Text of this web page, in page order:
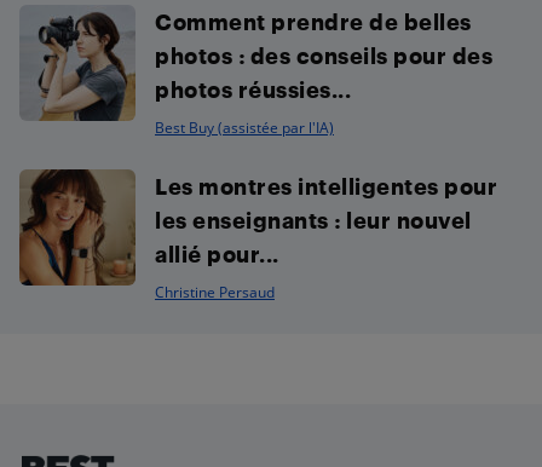
Comment prendre de belles
photos : des conseils pour des
photos réussies...
Best Buy (assistée par l'IA)
Les montres intelligentes pour
les enseignants : leur nouvel
allié pour...
Christine Persaud